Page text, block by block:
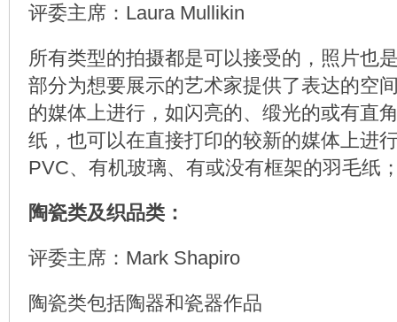
评委主席：Laura Mullikin
所有类型的拍摄都是可以接受的，照片也
部分为想要展示的艺术家提供了表达的空
的媒体上进行，如闪亮的、缎光的或有直
纸，也可以在直接打印的较新的媒体上进
PVC、有机玻璃、有或没有框架的羽毛纸
陶瓷类及织品类：
评委主席：Mark Shapiro
陶瓷类包括陶器和瓷器作品